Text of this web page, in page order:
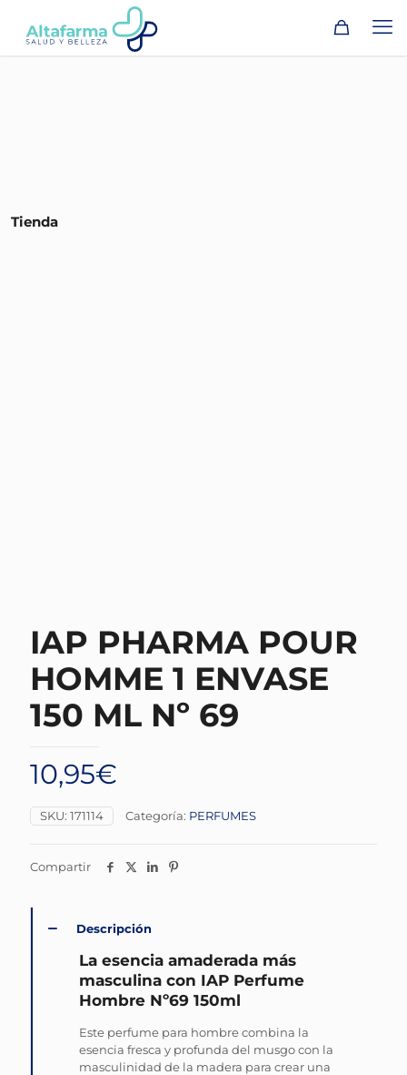
Tienda
IAP PHARMA POUR
HOMME 1 ENVASE
150 ML Nº 69
10,95€
SKU: 171114 Categoría: PERFUMES
Compartir
Descripción
La esencia amaderada más
masculina con IAP Perfume
Hombre Nº69 150ml
Este perfume para hombre combina la
esencia fresca y profunda del musgo con la
masculinidad de la madera para crear una